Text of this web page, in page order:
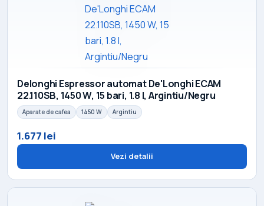
Delonghi Espressor automat De'Longhi ECAM
22.110SB, 1450 W, 15 bari, 1.8 l, Argintiu/Negru
Aparate de cafea 1450 W Argintiu
1.677 lei
Vezi detalii